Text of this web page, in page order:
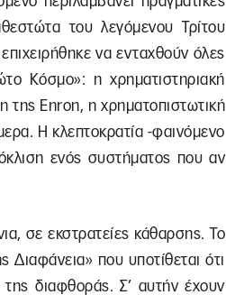
του λεγόμενου Τρίτου
να ενταχθούν όλες
Κόσμο»: η χρηματιστηριακή
Enron, η χρηματοπιστωτική
Η κλεπτοκρατία -φαινόμενο
ενός συστήματος που αν
σε εκστρατείες κάθαρσης. Το
Διαφάνεια» που υποτίθεται ότι
διαφθοράς. Σ’ αυτήν έχουν